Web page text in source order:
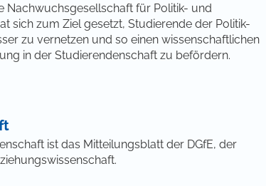
Nachwuchsgesellschaft für Politik- und
sich zum Ziel gesetzt, Studierende der Politik-
zu vernetzen und so einen wissenschaftlichen
in der Studierendenschaft zu befördern.
ist das Mitteilungsblatt der DGfE, der